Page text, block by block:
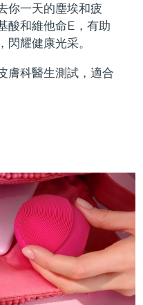
你一天的塵埃和疲
酸和維他命E，有助
耀健康光采。
膚科醫生測試，適合
Max
removal device
hair removal
Prep Gel
gel
toning
Solution
gel
部護理
massager
treatment
.
Set
& 18% PAP gel
預計送達日期 8/15/26
預計送達日期 8/11/26
預計送達日期8/12/26
預計送達日期8/9/26
預計送達日期8/11/26